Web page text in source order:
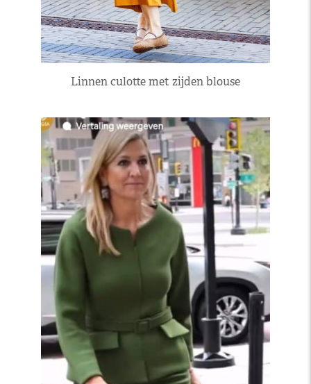
Linnen culotte met zijden blouse